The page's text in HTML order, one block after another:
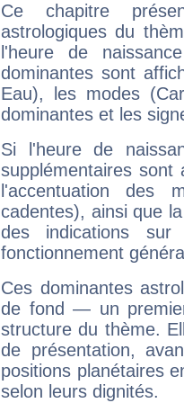
Ce chapitre
astrologiques du
l'heure de
dominantes sont
Eau), les modes
dominantes et les
Si l'heure de
supplémentaires sont
l'accentuation des
cadentes), ainsi que
des indications sur
fonctionnement
Ces dominantes
de fond — un
structure du thème.
de présentation,
positions planétaires
selon leurs dignités.